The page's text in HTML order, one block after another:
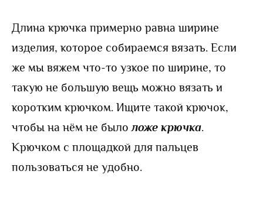
Длина крючка примерно равна ширине
изделия, которое собираемся вязать. Если
же мы вяжем что-то узкое по ширине, то
такую не большую вещь можно вязать и
коротким крючком. Ищите такой крючок,
чтобы на нём не было ложе крючка.
Крючком с площадкой для пальцев
пользоваться не удобно.